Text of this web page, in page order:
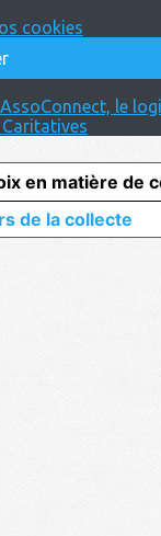
cookies
le
de la collecte
en matière de